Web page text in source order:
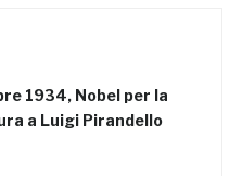
1934, Nobel per la
a Luigi Pirandello